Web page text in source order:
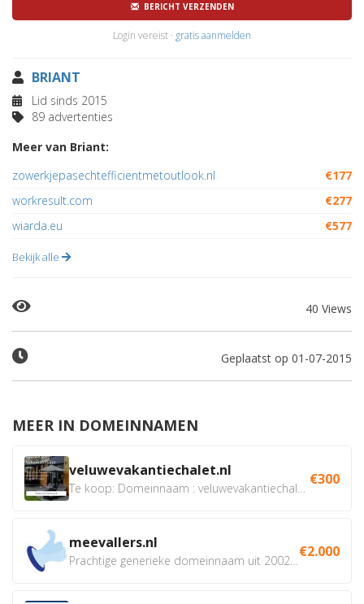
BERICHT VERZENDEN
Login vereist · gratis aanmelden
BRIANT
Lid sinds 2015
89 advertenties
Meer van Briant:
zowerkjepasechtefficientmetoutlook.nl
€177
workresult.com
€277
wiarda.eu
€577
Bekijk alle
40 Views
Geplaatst op 01-07-2015
MEER IN DOMEINNAMEN
veluwevakantiechalet.nl €300
meevallers.nl €2.000